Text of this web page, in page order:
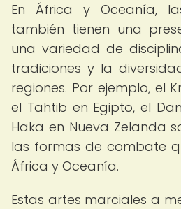
En África y Oceanía,
también tienen una
una variedad de
tradiciones y la
regiones. Por ejemplo, el
el Tahtib en Egipto, el
Haka en Nueva Zelanda
las formas de combate
África y Oceanía.
Estas artes marciales a